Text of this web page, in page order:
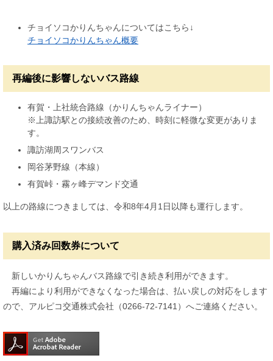
チョイソコかりんちゃんについてはこちら↓
チョイソコかりんちゃん概要
再編後に影響しないバス路線
有賀・上社統合路線（かりんちゃんライナー）
※上諏訪駅との接続改善のため、時刻に軽微な変更がありま
す。
諏訪湖周スワンバス
岡谷茅野線（本線）
有賀峠・霧ヶ峰デマンド交通
以上の路線につきましては、令和8年4月1日以降も運行します。
購入済み回数券について
新しいかりんちゃんバス路線で引き続き利用ができます。
再編により利用ができなくなった場合は、払い戻しの対応をします
ので、アルピコ交通株式会社（0266-72-7141）へご連絡ください。